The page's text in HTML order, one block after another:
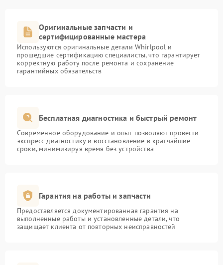
Оригинальные запчасти и
сертифицированные мастера
Используются оригинальные детали Whirlpool и
прошедшие сертификацию специалисты, что гарантирует
корректную работу после ремонта и сохранение
гарантийных обязательств
Бесплатная диагностика и быстрый ремонт
Современное оборудование и опыт позволяют провести
экспресс-диагностику и восстановление в кратчайшие
сроки, минимизируя время без устройства
Гарантия на работы и запчасти
Предоставляется документированная гарантия на
выполненные работы и установленные детали, что
защищает клиента от повторных неисправностей